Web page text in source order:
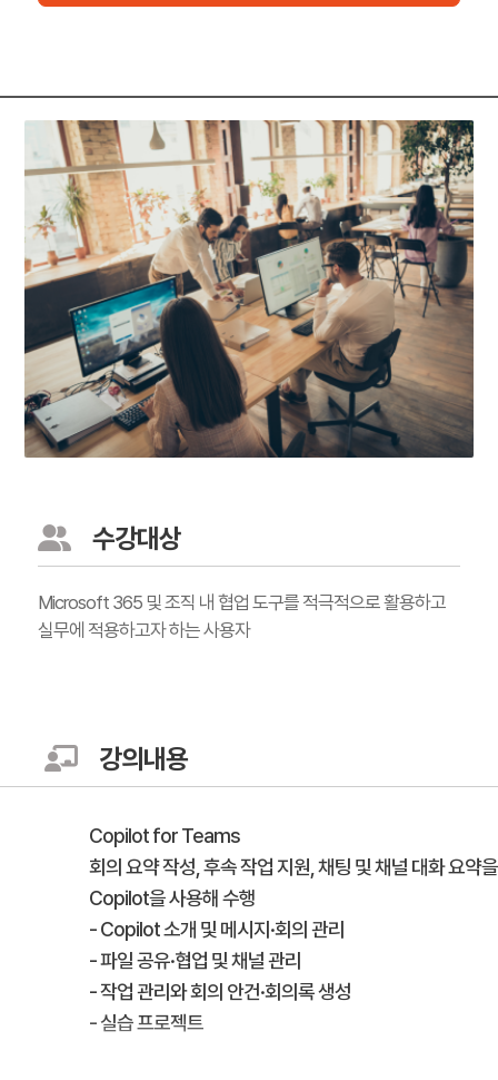
수강대상
Microsoft 365 및 조직 내 협업 도구를 적극적으로 활용하고
실무에 적용하고자 하는 사용자
강의내용
Copilot for Teams
회의 요약 작성, 후속 작업 지원, 채팅 및 채널 대화 요약을
Copilot을 사용해 수행
- Copilot 소개 및 메시지·회의 관리
- 파일 공유·협업 및 채널 관리
- 작업 관리와 회의 안건·회의록 생성
- 실습 프로젝트